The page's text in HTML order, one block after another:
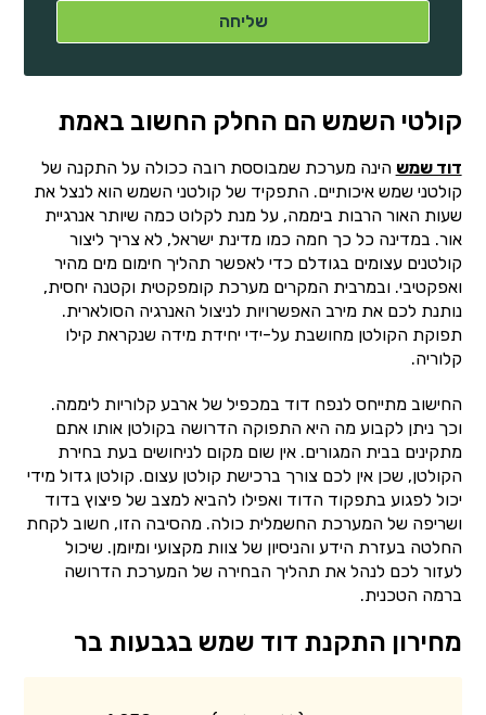
קולטי השמש הם החלק החשוב באמת
דוד שמש הינה מערכת שמבוססת רובה ככולה על התקנה של
קולטני שמש איכותיים. התפקיד של קולטני השמש הוא לנצל את
שעות האור הרבות ביממה, על מנת לקלוט כמה שיותר אנרגיית
אור. במדינה כל כך חמה כמו מדינת ישראל, לא צריך ליצור
קולטנים עצומים בגודלם כדי לאפשר תהליך חימום מים מהיר
ואפקטיבי. ובמרבית המקרים מערכת קומפקטית וקטנה יחסית,
נותנת לכם את מירב האפשרויות לניצול האנרגיה הסולארית.
תפוקת הקולטן מחושבת על-ידי יחידת מידה שנקראת קילו
קלוריה.
החישוב מתייחס לנפח דוד במכפיל של ארבע קלוריות ליממה.
וכך ניתן לקבוע מה היא התפוקה הדרושה בקולטן אותו אתם
מתקינים בבית המגורים. אין שום מקום לניחושים בעת בחירת
הקולטן, שכן אין לכם צורך ברכישת קולטן עצום. קולטן גדול מידי
יכול לפגוע בתפקוד הדוד ואפילו להביא למצב של פיצוץ בדוד
ושריפה של המערכת החשמלית כולה. מהסיבה הזו, חשוב לקחת
החלטה בעזרת הידע והניסיון של צוות מקצועי ומיומן. שיכול
לעזור לכם לנהל את תהליך הבחירה של המערכת הדרושה
ברמה הטכנית.
מחירון התקנת דוד שמש בגבעות בר